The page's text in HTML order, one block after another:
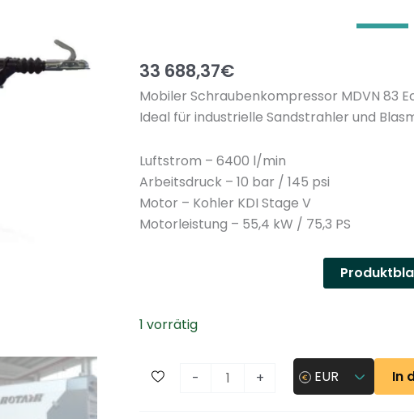
33 688,37€
Mobiler Schraubenkompressor MDVN 83
Ideal für industrielle Sandstrahler und
Luftstrom – 6400 l/min
Arbeitsdruck – 10 bar / 145 psi
Motor – Kohler KDI Stage V
Motorleistung – 55,4 kW / 75,3 PS
1 vorrätig
- + EUR In